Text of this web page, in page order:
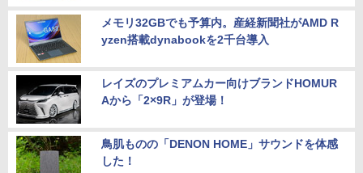
メモリ32GBでも予算内。産経新聞社がAMD R
yzen搭載dynabookを2千台導入
レイズのプレミアムカー向けブランドHOMUR
Aから「2×9R」が登場！
鳥肌ものの「DENON HOME」サウンドを体感
した！